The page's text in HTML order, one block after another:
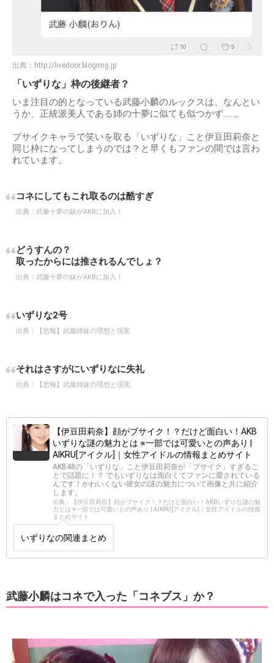
出典： http://livedoor.blogimg.jp
「いずりな」枠の後継者？
いま注目の的となっている武藤小麟のルックスは、なんとい
うか、正統派美人である姉の十夢に似ても似つかず……。
ブサイクキャラで笑いを取る「いずりな」こと伊豆田莉奈と
同じ枠になってしまうのでは？と早くもファンの間では言わ
れています。
コネにしてもこれ取るのは酷すぎ
出典： 武藤十夢の妹がAKBに加入！
どうすんの？
取ったからには推されるんでしょ？
出典： 武藤十夢の妹がAKBに加入！
いずりな2号
出典： 【悲報】武藤姉妹の理想と現実
それはさすがにいずりなに失礼
出典： 【悲報】武藤姉妹の理想と現実
【伊豆田莉奈】顔がブサイク！？だけど面白い！AKB
いずりな謎の魅力とは ※一部では可愛いとの声あり |
AIKRU[アイクル]｜女性アイドルの情報まとめサイト
AKB48の「いずりな」こと伊豆田莉奈が「ブサイク」すぎるこ
とで話題に！？ でもいずりなは面白くてファンに愛されている
んです！かわいくない彼女の謎の魅力について画像と共に紹介
します。
出典：【伊豆田莉奈】顔がブサイク！？だけど面白い！AKBいずりな謎の魅
力とは ※一部では可愛いとの声あり | AIKRU[アイクル]｜女性アイドルの情報
まとめサイト
いずりなの関連まとめ
武藤小麟はコネで入った「コネブス」か？